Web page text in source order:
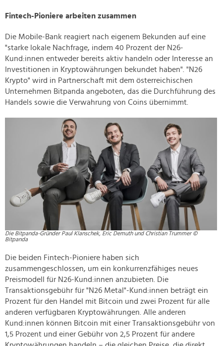
Fintech-Pioniere arbeiten zusammen
Die Mobile-Bank reagiert nach eigenem Bekunden auf eine
"starke lokale Nachfrage, indem 40 Prozent der N26-
Kund:innen entweder bereits aktiv handeln oder Interesse an
Investitionen in Kryptowährungen bekundet haben". "N26
Krypto" wird in Partnerschaft mit dem österreichischen
Unternehmen Bitpanda angeboten, das die Durchführung des
Handels sowie die Verwahrung von Coins übernimmt.
Die Bitpanda-Gründer Paul Klanschek, Eric Demuth und Christian Trummer ©
Bitpanda
Die beiden Fintech-Pioniere haben sich
zusammengeschlossen, um ein konkurrenzfähiges neues
Preismodell für N26-Kund:innen anzubieten. Die
Transaktionsgebühr für "N26 Metal"-Kund:innen beträgt ein
Prozent für den Handel mit Bitcoin und zwei Prozent für alle
anderen verfügbaren Kryptowährungen. Alle anderen
Kund:innen können Bitcoin mit einer Transaktionsgebühr von
1,5 Prozent und einer Gebühr von 2,5 Prozent für andere